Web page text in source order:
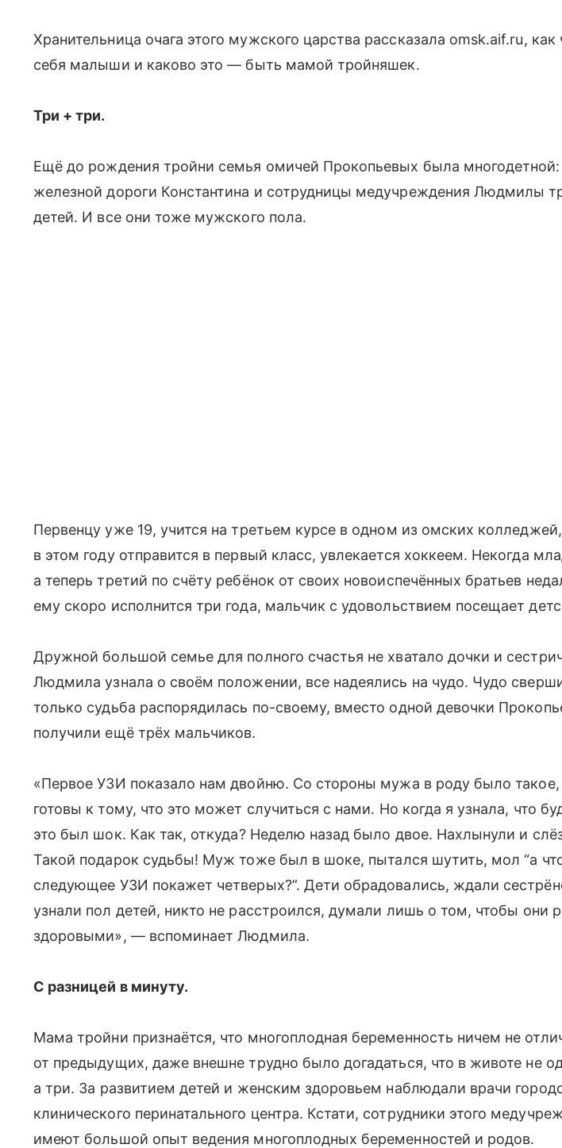
Хранительница очага этого мужского царства рассказала omsk.aif.ru, как
себя малыши и каково это — быть мамой тройняшек.
Три + три.
Ещё до рождения тройни семья омичей Прокопьевых была многодетной:
железной дороги Константина и сотрудницы медучреждения Людмилы
детей. И все они тоже мужского пола.
Первенцу уже 19, учится на третьем курсе в одном из омских
в этом году отправится в первый класс, увлекается хоккеем. Некогда
а теперь третий по счёту ребёнок от своих новоиспечённых братьев
ему скоро исполнится три года, мальчик с удовольствием посещает
Дружной большой семье для полного счастья не хватало дочки и
Людмила узнала о своём положении, все надеялись на чудо. Чудо
только судьба распорядилась по-своему, вместо одной девочки
получили ещё трёх мальчиков.
«Первое УЗИ показало нам двойню. Со стороны мужа в роду было
готовы к тому, что это может случиться с нами. Но когда я узнала, что
это был шок. Как так, откуда? Неделю назад было двое. Нахлынули и
Такой подарок судьбы! Муж тоже был в шоке, пытался шутить, мол “а
следующее УЗИ покажет четверых?”. Дети обрадовались, ждали
узнали пол детей, никто не расстроился, думали лишь о том, чтобы они
здоровыми», — вспоминает Людмила.
С разницей в минуту.
Мама тройни признаётся, что многоплодная беременность ничем не
от предыдущих, даже внешне трудно было догадаться, что в животе не
а три. За развитием детей и женским здоровьем наблюдали врачи
клинического перинатального центра. Кстати, сотрудники этого
имеют большой опыт ведения многоплодных беременностей и родов.